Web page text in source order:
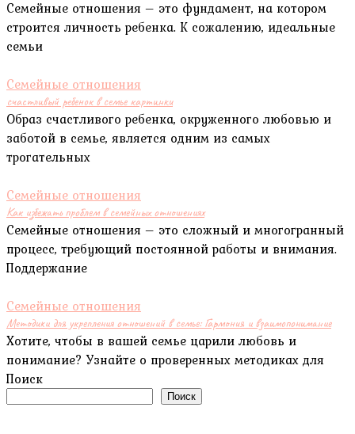
Семейные отношения – это фундамент, на котором
строится личность ребенка. К сожалению, идеальные
семьи
Семейные отношения
счастливый ребенок в семье картинки
Образ счастливого ребенка, окруженного любовью и
заботой в семье, является одним из самых
трогательных
Семейные отношения
Как избежать проблем в семейных отношениях
Семейные отношения – это сложный и многогранный
процесс, требующий постоянной работы и внимания.
Поддержание
Семейные отношения
Методики для укрепления отношений в семье: Гармония и взаимопонимание
Хотите, чтобы в вашей семье царили любовь и
понимание? Узнайте о проверенных методиках для
Поиск
Поиск